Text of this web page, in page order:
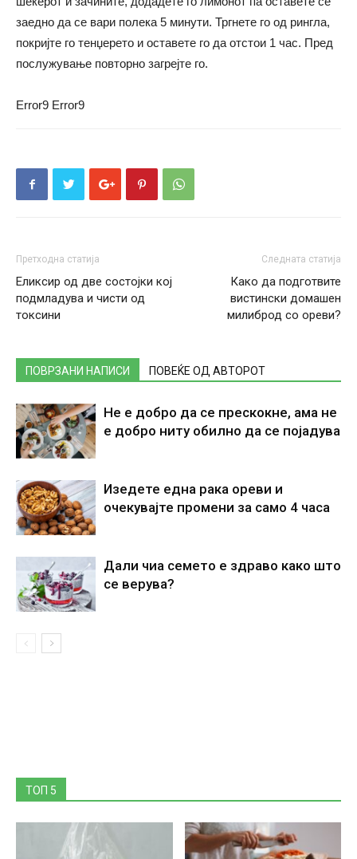
заедно да се вари полека 5 минути. Тргнете го од рингла,
покријте го тенџерето и оставете го да отстои 1 час. Пред
послужување повторно загрејте го.
Error9 Error9
Претходна статија
Еликсир од две состојки кој
подмладува и чисти од
токсини
Следната статија
Како да подготвите
вистински домашен
милиброд со ореви?
ПОВРЗАНИ НАПИСИ ПОВЕЌЕ ОД АВТОРОТ
Не е добро да се прескокне, ама не
е добро ниту обилно да се појадува
Изедете една рака ореви и
очекувајте промени за само 4 часа
Дали чиа семето е здраво како што
се верува?
ТОП 5